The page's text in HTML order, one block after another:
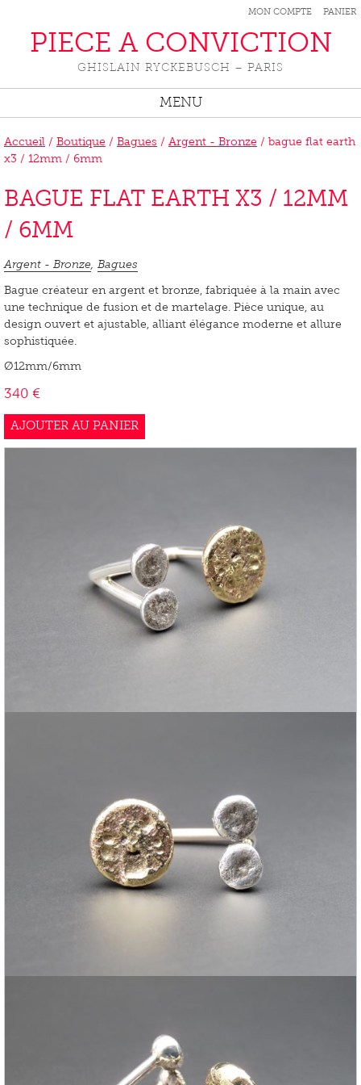
MON COMPTE PANIER
PIECE A CONVICTION
GHISLAIN RYCKEBUSCH – PARIS
MENU
Accueil / Boutique / Bagues / Argent - Bronze / bague flat earth
x3 / 12mm / 6mm
BAGUE FLAT EARTH X3 / 12MM
/ 6MM
Argent - Bronze, Bagues
Bague créateur en argent et bronze, fabriquée à la main avec
une technique de fusion et de martelage. Pièce unique, au
design ouvert et ajustable, alliant élégance moderne et allure
sophistiquée.
Ø12mm/6mm
340 €
AJOUTER AU PANIER